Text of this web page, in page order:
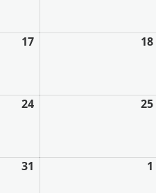
17 18
24 25
31 1